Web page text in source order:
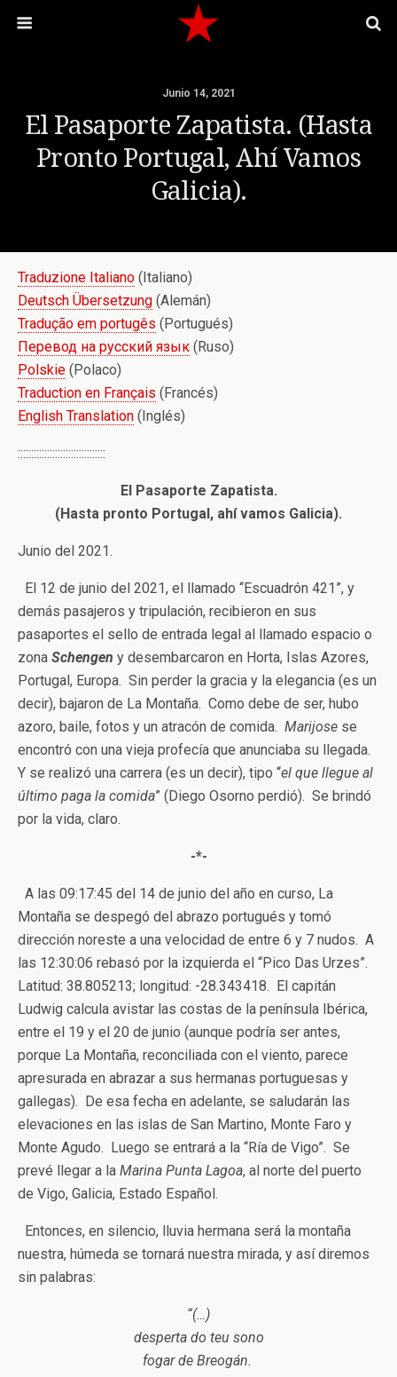
Junio 14, 2021
El Pasaporte Zapatista. (Hasta
Pronto Portugal, Ahí Vamos
Galicia).
Traduzione Italiano (Italiano)
Deutsch Übersetzung (Alemán)
Tradução em portugês (Portugués)
Перевод на русский язык (Ruso)
Polskie (Polaco)
Traduction en Français (Francés)
English Translation (Inglés)
:::::::::::::::::::::::::::::::::
El Pasaporte Zapatista.
(Hasta pronto Portugal, ahí vamos Galicia).
Junio del 2021.
El 12 de junio del 2021, el llamado “Escuadrón 421”, y
demás pasajeros y tripulación, recibieron en sus
pasaportes el sello de entrada legal al llamado espacio o
zona Schengen y desembarcaron en Horta, Islas Azores,
Portugal, Europa. Sin perder la gracia y la elegancia (es un
decir), bajaron de La Montaña. Como debe de ser, hubo
azoro, baile, fotos y un atracón de comida. Marijose se
encontró con una vieja profecía que anunciaba su llegada.
Y se realizó una carrera (es un decir), tipo “el que llegue al
último paga la comida” (Diego Osorno perdió). Se brindó
por la vida, claro.
-*-
A las 09:17:45 del 14 de junio del año en curso, La
Montaña se despegó del abrazo portugués y tomó
dirección noreste a una velocidad de entre 6 y 7 nudos. A
las 12:30:06 rebasó por la izquierda el “Pico Das Urzes”.
Latitud: 38.805213; longitud: -28.343418. El capitán
Ludwig calcula avistar las costas de la península Ibérica,
entre el 19 y el 20 de junio (aunque podría ser antes,
porque La Montaña, reconciliada con el viento, parece
apresurada en abrazar a sus hermanas portuguesas y
gallegas). De esa fecha en adelante, se saludarán las
elevaciones en las islas de San Martino, Monte Faro y
Monte Agudo. Luego se entrará a la “Ría de Vigo”. Se
prevé llegar a la Marina Punta Lagoa, al norte del puerto
de Vigo, Galicia, Estado Español.
Entonces, en silencio, lluvia hermana será la montaña
nuestra, húmeda se tornará nuestra mirada, y así diremos
sin palabras:
“(…)
desperta do teu sono
fogar de Breogán.